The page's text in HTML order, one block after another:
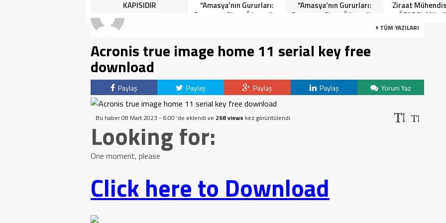
KAPISIDIR
“Amasya’nın Gururları:
Dereceye Giren Öğrenciler
“Amasya’nın Gururları:
Dereceye Giren Öğrenciler
Ziraat
Kandili
TÜM YAZILARI
Acronis true image home 11 serial key free
download
Paylaş Paylaş Paylaş Paylaş Yorum Yaz
Bu haber 08 Mart 2023 - 6:00 'de eklendi ve 268 views kez görüntülendi.
Looking for:
One moment, please
Click here to Download